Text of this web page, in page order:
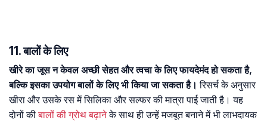
11. बालों के लिए
खीरे का जूस न केवल अच्छी सेहत और त्वचा के लिए फायदेमंद हो सकता है,
बल्कि इसका उपयोग बालों के लिए भी किया जा सकता है। रिसर्च के अनुसार
खीरा और उसके रस में सिलिका और सल्फर की मात्रा पाई जाती है। यह
दोनों कीबालों की ग्रोथ बढ़ानेके साथ ही उन्हें मजबूत बनाने में भी लाभदायक